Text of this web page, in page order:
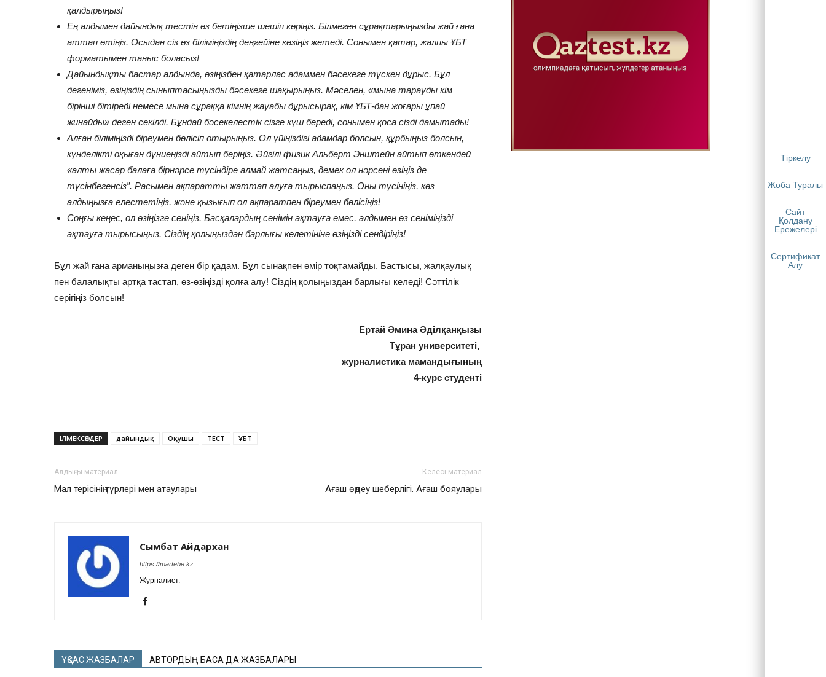
Тіркелу
Жоба Туралы
Сайт
Қолдану
Ережелері
Сертификат
Алу
қалдырыңыз!
Ең алдымен дайындық тестін өз бетіңізше шешіп көріңіз. Білмеген сұрақтарыңызды жай ғана
аттап өтіңіз. Осыдан сіз өз біліміңіздің деңгейіне көзіңіз жетеді. Сонымен қатар, жалпы ҰБТ
форматымен таныс боласыз!
Дайындықты бастар алдында, өзіңізбен қатарлас адаммен бәсекеге түскен дұрыс. Бұл
дегеніміз, өзіңіздің сыныптасыңызды бәсекеге шақырыңыз. Мәселен, «мына тарауды кім
бірінші бітіреді немесе мына сұраққа кімнің жауабы дұрысырақ, кім ҰБТ-дан жоғары ұпай
жинайды» деген секілді. Бұндай бәсекелестік сізге күш береді, сонымен қоса сізді дамытады!
Алған біліміңізді біреумен бөлісіп отырыңыз. Ол үйіңіздігі адамдар болсын, құрбыңыз болсын,
күнделікті оқыған дүниеңізді айтып беріңіз. Әйгілі физик Альберт Энштейн айтып өткендей
«алты жасар балаға бірнәрсе түсіндіре алмай жатсаңыз, демек ол нәрсені өзіңіз де
түсінбегенсіз”. Расымен ақпаратты жаттап алуға тырыспаңыз. Оны түсініңіз, көз
алдыңызға елестетіңіз, және қызығып ол ақпаратпен біреумен бөлісіңіз!
Соңғы кеңес, ол өзіңізге сеніңіз. Басқалардың сенімін ақтауға емес, алдымен өз сеніміңізді
ақтауға тырысыңыз. Сіздің қолыңыздан барлығы келетініне өзіңізді сендіріңіз!
Бұл жай ғана арманыңызға деген бір қадам. Бұл сынақпен өмір тоқтамайды. Бастысы, жалқаулық
пен балалықты артқа тастап, өз-өзіңізді қолға алу! Сіздің қолыңыздан барлығы келеді! Сәттілік
серігіңіз болсын!
Ертай Әмина Әділқанқызы
Тұран университеті,
журналистика мамандығының
4-курс студенті
ІЛМЕКСӨЗДЕР дайындық Оқушы ТЕСТ ҰБТ
Алдыңғы материал
Мал терісінің түрлері мен атаулары
Келесі материал
Ағаш өңдеу шеберлігі. Ағаш бояулары
Сымбат Айдархан
https://martebe.kz
Журналист.
ҰҚСАС ЖАЗБАЛАР АВТОРДЫҢ БАСҚА ДА ЖАЗБАЛАРЫ